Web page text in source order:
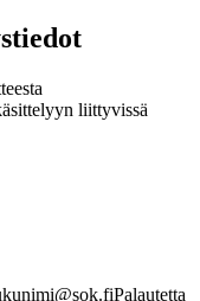
liittyvissä
Palautetta